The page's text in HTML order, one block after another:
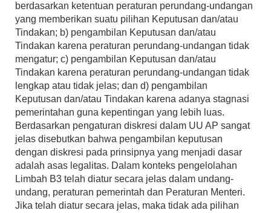
berdasarkan ketentuan peraturan perundang-undangan
yang memberikan suatu pilihan Keputusan dan/atau
Tindakan; b) pengambilan Keputusan dan/atau
Tindakan karena peraturan perundang-undangan tidak
mengatur; c) pengambilan Keputusan dan/atau
Tindakan karena peraturan perundang-undangan tidak
lengkap atau tidak jelas; dan d) pengambilan
Keputusan dan/atau Tindakan karena adanya stagnasi
pemerintahan guna kepentingan yang lebih luas.
Berdasarkan pengaturan diskresi dalam UU AP sangat
jelas disebutkan bahwa pengambilan keputusan
dengan diskresi pada prinsipnya yang menjadi dasar
adalah asas legalitas. Dalam konteks pengelolahan
Limbah B3 telah diatur secara jelas dalam undang-
undang, peraturan pemerintah dan Peraturan Menteri.
Jika telah diatur secara jelas, maka tidak ada pilihan